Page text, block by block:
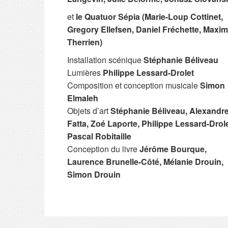
et le Quatuor Sépia (Marie-Loup Cottinet,
Gregory Ellefsen, Daniel Fréchette,
Therrien)
Installation scéniqueStéphanie Béliveau
Lumières Philippe Lessard-Drolet
Composition et conception musicaleSimon
Elmaleh
Objets d’artStéphanie Béliveau,
Fatta, Zoé Laporte, Philippe Lessard-
Pascal Robitaille
Conception du livreJérôme Bourque,
Laurence Brunelle-Côté, Mélanie Drouin,
Simon Drouin